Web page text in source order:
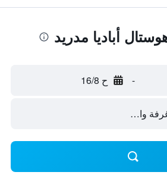
أباديا مدريد
- ح 16/8